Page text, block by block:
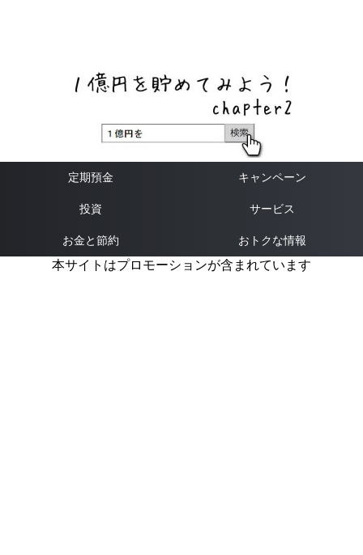
定期預金 キャンペーン
投資 サービス
お金と節約 おトクな情報
本サイトはプロモーションが含まれています